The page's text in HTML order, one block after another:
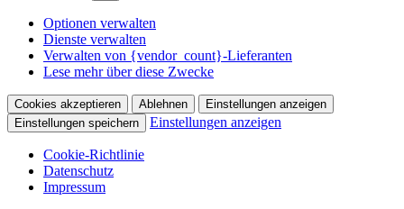
Optionen verwalten
Dienste verwalten
Verwalten von {vendor_count}-Lieferanten
Lese mehr über diese Zwecke
Cookies akzeptieren Ablehnen
Einstellungen anzeigen
Einstellungen speichern
Einstellungen anzeigen
Cookie-Richtlinie
Datenschutz
Impressum